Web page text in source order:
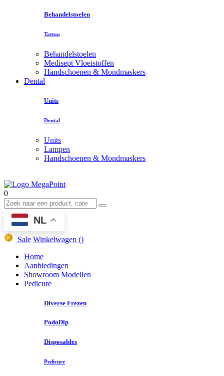
Behandelstoelen
Tattoo
Behandelstoelen
Medisept Vloeistoffen
Handschoenen & Mondmaskers
Dental
Units
Dental
Units
Lampen
Handschoenen & Mondmaskers
0
NL
Sale Winkelwagen ()
Home
Aanbiedingen
Showroom Modellen
Pedicure
Diverse Frezen
PodoDip
Disposables
Pedicure